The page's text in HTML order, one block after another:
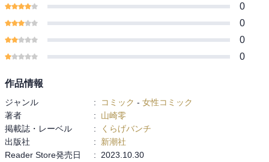
0
0
0
0
作品情報
ジャンル : コミック - 女性コミック
著者
:
山崎零
掲載誌・レーベル
:
くらげバンチ
出版社
:
新潮社
Reader Store発売日
:
2023.10.30